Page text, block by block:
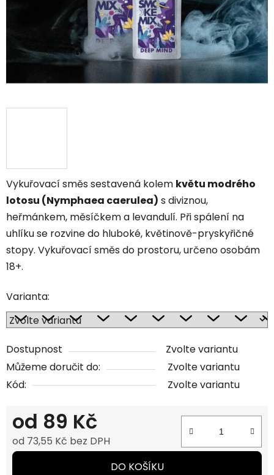
Vykuřovací směs sestavená kolem květu modrého
lotosu (Nymphaea caerulea) s diviznou,
heřmánkem, měsíčkem a levandulí. Při spálení na
uhlíku se rozvine do hluboké, květinově-pryskyřičné
stopy. Vykuřovací směs do prostoru, určeno osobám
18+.
Varianta:
Dostupnost
Zvolte variantu
Můžeme doručit do:
Zvolte variantu
Kód:
Zvolte variantu
od 89 Kč
od 73,55 Kč bez DPH
Měrná cena:
DO KOŠÍKU